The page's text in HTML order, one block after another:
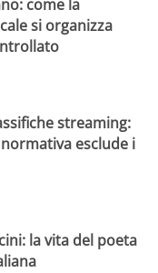
come la
si organizza
streaming:
esclude i
la vita del poeta